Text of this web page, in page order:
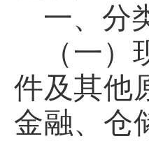
一、分
（一
件及其他
金融、仓